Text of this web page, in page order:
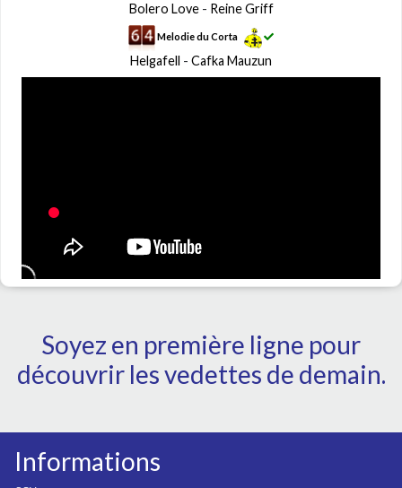
Bolero Love- Reine Griff
Melodie du Corta
Helgafell - Cafka Mauzun
Soyez en première ligne pour
découvrir les vedettes de demain.
Informations